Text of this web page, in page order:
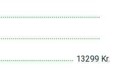
13299 Kr.